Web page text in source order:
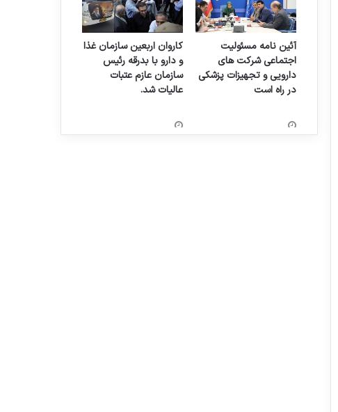
آئین نامه مسئولیت
اجتماعی شرکت های
دارویی و تجهیزات پزشکی
در راه است
کاروان اربعین سازمان غذا
و دارو با بدرقه رئیس
سازمان عازم عتبات
عالیات شد.